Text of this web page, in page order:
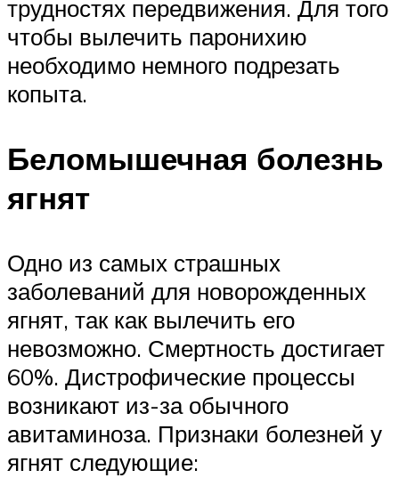
трудностях передвижения. Для того
чтобы вылечить паронихию
необходимо немного подрезать
копыта.
Беломышечная болезнь
ягнят
Одно из самых страшных
заболеваний для новорожденных
ягнят, так как вылечить его
невозможно. Смертность достигает
60%. Дистрофические процессы
возникают из-за обычного
авитаминоза. Признаки болезней у
ягнят следующие: